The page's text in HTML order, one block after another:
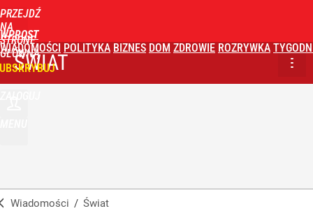
PRZEJDŹ
NA
STRONĘ
GŁÓWNĄ
WPROST
WIADOMOŚCI POLITYKA BIZNES DOM ZDROWIE ROZRYWKA
ŚWIAT
Wiadomości / Świat